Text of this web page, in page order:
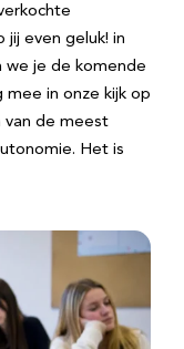
even geluk! in
we je de komende
mee in onze kijk op
van de meest
Het is